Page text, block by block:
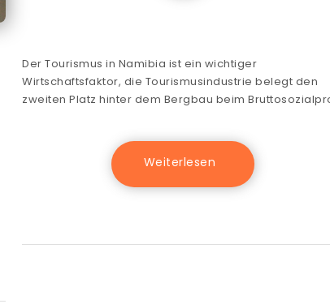
Der Tourismus in Namibia ist ein wichtiger
Wirtschaftsfaktor, die Tourismusindustrie belegt den
zweiten Platz hinter dem Bergbau beim